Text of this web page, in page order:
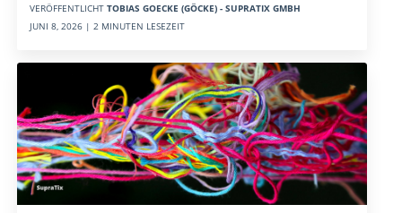
VERÖFFENTLICHT TOBIAS GOECKE (GÖCKE) - SUPRATIX GMBH
JUNI 8, 2026 | 2 MINUTEN LESEZEIT